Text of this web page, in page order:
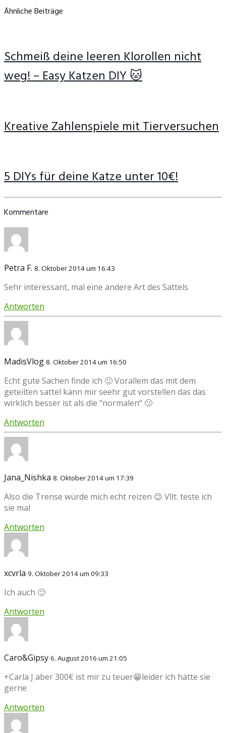
Ähnliche Beiträge
Schmeiß deine leeren Klorollen nicht
weg! – Easy Katzen DIY 🐱
Kreative Zahlenspiele mit Tierversuchen
5 DIYs für deine Katze unter 10€!
Kommentare
Petra F. 8. Oktober 2014 um 16:43
Sehr interessant, mal eine andere Art des Sattels
Antworten
MadisVlog 8. Oktober 2014 um 16:50
Echt gute Sachen finde ich 🙂 Vorallem das mit dem
geteilten sattel kann mir seehr gut vorstellen das das
wirklich besser ist als die “normalen“ 🙂
Antworten
Jana_Nishka 8. Oktober 2014 um 17:39
Also die Trense würde mich echt reizen 😉 Vllt. teste ich
sie mal
Antworten
xcvrla 9. Oktober 2014 um 09:33
Ich auch 🙂
Antworten
Caro&Gipsy 6. August 2016 um 21:05
+Carla J aber 300€ ist mir zu teuer😁leider ich hätte sie
gerne
Antworten